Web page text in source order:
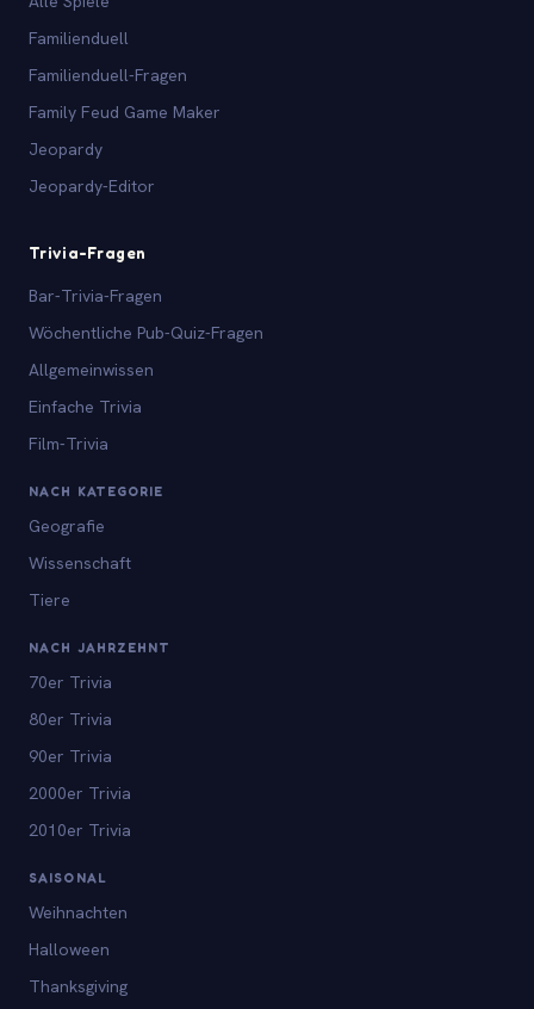
Familienduell
Familienduell-Fragen
Family Feud Game Maker
Jeopardy
Jeopardy-Editor
Trivia-Fragen
Bar-Trivia-Fragen
Wöchentliche Pub-Quiz-Fragen
Allgemeinwissen
Einfache Trivia
Film-Trivia
NACH KATEGORIE
Geografie
Wissenschaft
Tiere
NACH JAHRZEHNT
70er Trivia
80er Trivia
90er Trivia
2000er Trivia
2010er Trivia
SAISONAL
Weihnachten
Halloween
Thanksgiving